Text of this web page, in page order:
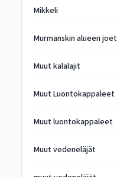
Mikkeli
Murmanskin alueen joet
Muut kalalajit
Muut Luontokappaleet
Muut luontokappaleet
Muut vedeneläjät